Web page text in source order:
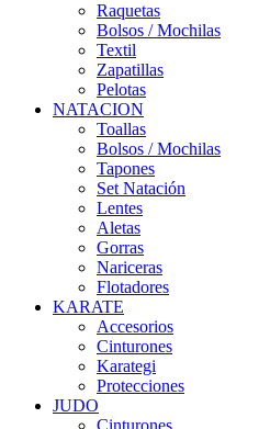
Raquetas
Bolsos / Mochilas
Textil
Zapatillas
Pelotas
NATACION
Toallas
Bolsos / Mochilas
Tapones
Set Natación
Lentes
Aletas
Gorras
Nariceras
Flotadores
KARATE
Accesorios
Cinturones
Karategi
Protecciones
JUDO